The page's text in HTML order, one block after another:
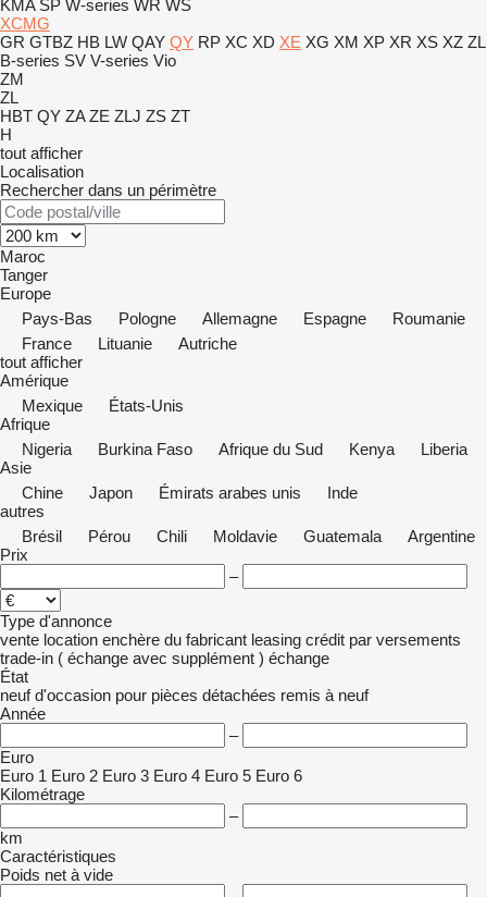
KMA SP W-series WR WS
XCMG
GR GTBZ HB LW QAY QY RP XC XD XE XG XM XP XR XS XZ ZL
B-series SV V-series Vio
ZM
ZL
HBT QY ZA ZE ZLJ ZS ZT
H
tout afficher
Localisation
Rechercher dans un périmètre
Maroc
Tanger
Europe
Pays-Bas
Pologne Allemagne Espagne
Roumanie
France
Lituanie
Autriche
tout afficher
Amérique
Mexique
États-Unis
Afrique
Nigeria
Burkina Faso Afrique du Sud Kenya
Liberia
Asie
Chine
Japon Émirats arabes unis
Inde
autres
Brésil
Pérou Chili Moldavie Guatemala
Argentine
Prix
–
Type d'annonce
vente location enchère du fabricant leasing crédit par versements
trade-in ( échange avec supplément ) échange
État
neuf d'occasion pour pièces détachées remis à neuf
Année
–
Euro
Euro 1 Euro 2 Euro 3 Euro 4 Euro 5 Euro 6
Kilométrage
–
km
Caractéristiques
Poids net à vide